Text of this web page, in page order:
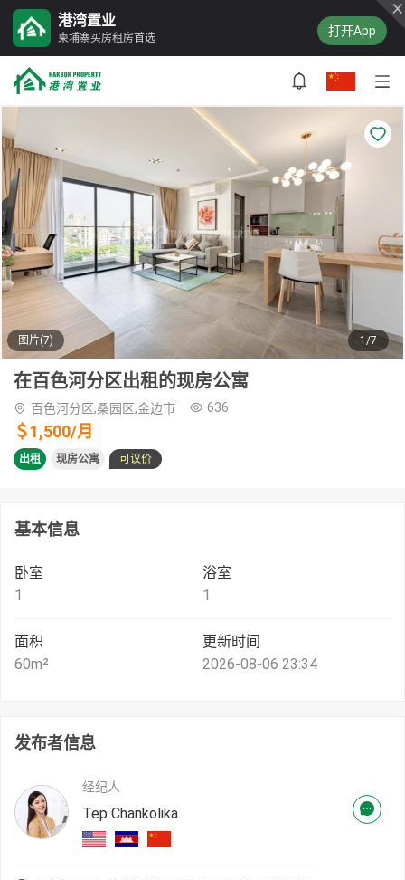
港湾置业
柬埔寨买房租房首选 打开App
图片(7) 1/7
在百色河分区出租的现房公寓
百色河分区,桑园区,金边市 636
＄1,500/月
出租 现房公寓 可议价
基本信息
卧室
1
浴室
1
面积
60m²
更新时间
2026-08-06 23:34
发布者信息
经纪人
Tep Chankolika